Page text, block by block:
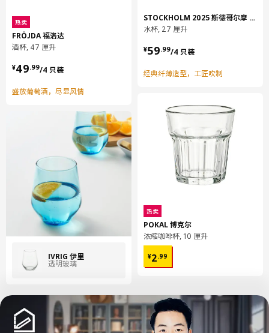
热卖
FRÖJDA 福洛达
酒杯, 47 厘升
¥49.99/4 只装
¥ 49.99/4 只装
盛放葡萄酒，尽显风情
IVRIG 伊里
透明玻璃
STOCKHOLM 2025 斯德哥尔摩 2025
水杯, 27 厘升
¥59.99/4 只装
¥ 59.99/4 只装
经典纤薄造型，工匠吹制
热卖
POKAL 博克尔
浓缩咖啡杯, 10 厘升
¥2.99
¥ 2.99